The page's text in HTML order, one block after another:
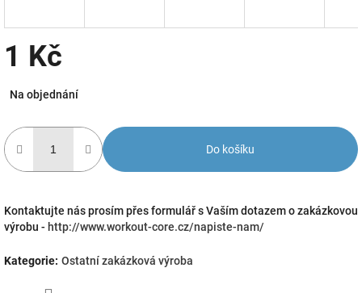
1 Kč
cena:
Na objednání
Do košíku
Kontaktujte nás prosím přes formulář s Vaším dotazem o zakázkovou
výrobu - http://www.workout-core.cz/napiste-nam/
Kategorie: Ostatní zakázková výroba